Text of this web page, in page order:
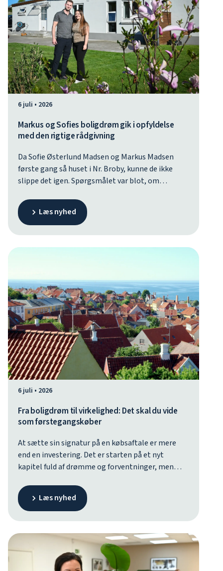
6 juli • 2026
Markus og Sofies boligdrøm gik i opfyldelse
med den rigtige rådgivning
Da Sofie Østerlund Madsen og Markus Madsen
første gang så huset i Nr. Broby, kunne de ikke
slippe det igen. Spørgsmålet var blot, om
rådgivning fra Fynske Bank fandt de en løsning,
der passede til deres situation og gav tryghed hele
Læs nyhed
6 juli • 2026
Fra boligdrøm til virkelighed: Det skal du vide
som førstegangskøber
At sætte sin signatur på en købsaftale er mere
end en investering. Det er starten på et nyt
kapitel fuld af drømme og forventninger, men
forvirring og en lang række begreber og
beslutninger, du skal forholde dig til. Her er
hjælper dig godt videre.
Læs nyhed